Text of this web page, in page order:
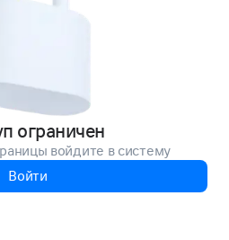
ограничен
войдите в систему
Войти